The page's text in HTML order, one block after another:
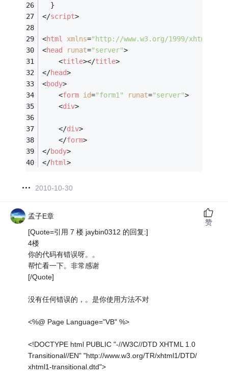
  }
</script>
<html xmlns="http://www.w3.org/1999/xhtml"
<head runat="server">
<title></title>
</head>
<body>
<form id="form1" runat="server">
<div>
</div>
</form>
</body>
</html>
2010-10-30
孟子E章
[Quote=引用 7 楼 jaybin0312 的回复:]
4楼
你的代码有错误呀。。
帮忙看一下。非常感谢
[/Quote]
没有任何错误的，。是你使用方法不对
<%@ Page Language="VB" %>
<!DOCTYPE html PUBLIC "-//W3C//DTD XHTML 1.0
Transitional//EN" "http://www.w3.org/TR/xhtml1/DTD/
xhtml1-transitional.dtd">
赞